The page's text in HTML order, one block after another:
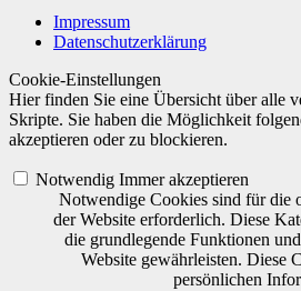
Impressum
Datenschutzerklärung
Cookie-Einstellungen
Hier finden Sie eine Übersicht über alle
Skripte. Sie haben die Möglichkeit
akzeptieren oder zu blockieren.
Notwendig Immer akzeptieren
Notwendige Cookies sind für die
der Website erforderlich. Diese
die grundlegende Funktionen
Website gewährleisten. Diese
persönlichen